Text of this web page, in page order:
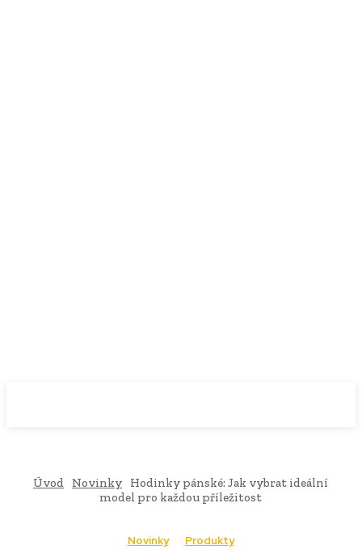
Úvod Novinky
Hodinky pánské: Jak vybrat ideální
model pro každou příležitost
Novinky Produkty